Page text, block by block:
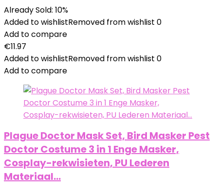
Already Sold: 10%
Added to wishlistRemoved from wishlist 0
Add to compare
€11.97
Added to wishlistRemoved from wishlist 0
Add to compare
Plague Doctor Mask Set, Bird Masker Pest
Doctor Costume 3 in 1 Enge Masker,
Cosplay-rekwisieten, PU Lederen
Materiaal…